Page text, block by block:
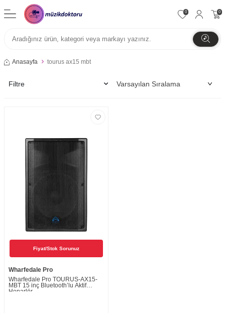
0 0
Anasayfa tourus ax15 mbt
Filtre
Fiyat/Stok Sorunuz
Wharfedale Pro
Wharfedale Pro TOURUS-AX15-
MBT 15 inç Bluetooth’lu Aktif
Hoparlör